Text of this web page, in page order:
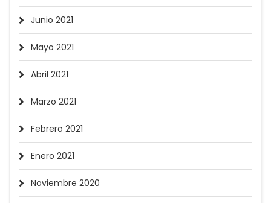
Junio 2021
Mayo 2021
Abril 2021
Marzo 2021
Febrero 2021
Enero 2021
Noviembre 2020